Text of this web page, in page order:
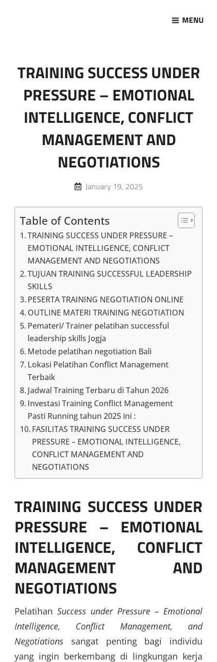
MENU
TRAINING SUCCESS UNDER
PRESSURE – EMOTIONAL
INTELLIGENCE, CONFLICT
MANAGEMENT AND
NEGOTIATIONS
Posted
January 19, 2025
Table of Contents
TRAINING SUCCESS UNDER PRESSURE –
EMOTIONAL INTELLIGENCE, CONFLICT
MANAGEMENT AND NEGOTIATIONS
TUJUAN TRAINING SUCCESSFUL LEADERSHIP
SKILLS
PESERTA TRAINING NEGOTIATION ONLINE
OUTLINE MATERI TRAINING NEGOTIATION
Pemateri/ Trainer pelatihan successful
leadership skills Jogja
Metode pelatihan negotiation Bali
Lokasi Pelatihan Conflict Management
Terbaik
Jadwal Training Terbaru di Tahun 2026
Investasi Training Conflict Management
Pasti Running tahun 2025 ini :
FASILITAS TRAINING SUCCESS UNDER
PRESSURE – EMOTIONAL INTELLIGENCE,
CONFLICT MANAGEMENT AND
NEGOTIATIONS
TRAINING SUCCESS UNDER
PRESSURE – EMOTIONAL
INTELLIGENCE, CONFLICT
MANAGEMENT AND
NEGOTIATIONS
Pelatihan Success under Pressure – Emotional
Intelligence, Conflict Management, and
Negotiations sangat penting bagi individu
yang ingin berkembang di lingkungan kerja